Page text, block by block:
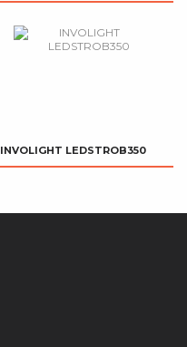
INVOLIGHT LEDSTROB350